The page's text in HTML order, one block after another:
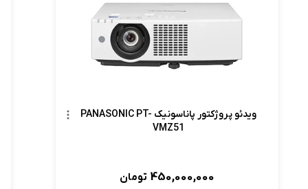
ویدئو پروژکتور پاناسونیک PANASONIC PT-
VMZ51
450,000,000 تومان